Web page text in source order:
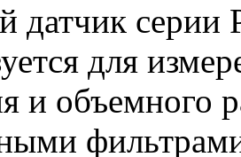
датчик
для
и объемного